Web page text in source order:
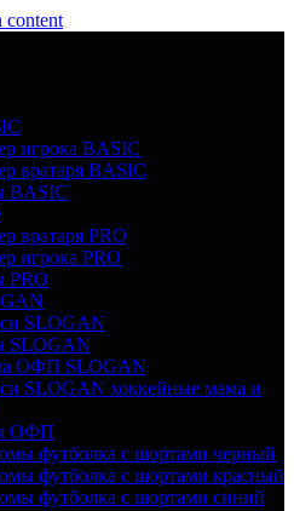
content
игрока BASIC
вратаря BASIC
BASIC
вратаря PRO
игрока PRO
PRO
SLOGAN
SLOGAN
ОФП SLOGAN
SLOGAN хоккейные мама и
ОФП
футболка с шортами черный
футболка с шортами красный
футболка с шортами синий